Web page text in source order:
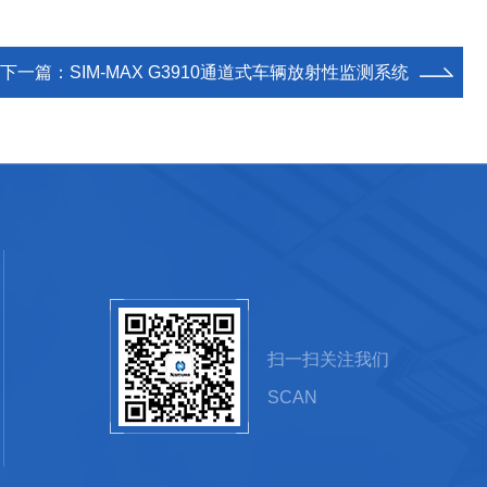
下一篇： SIM-MAX G3910通道式车辆放射性监测系统
扫一扫关注我们
SCAN